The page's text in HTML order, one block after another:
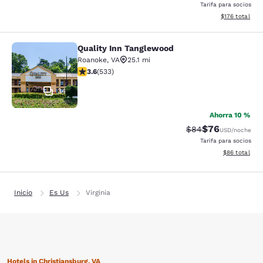
Tarifa para socios
Ver detalles
$176 total
Quality Inn Tanglewood
34
Quality Inn Tanglewood
Roanoke, VA
25.1 mi
calificación de 3.65 estrellas. Bueno. 533 reseñas
3.6(533)
Ahorra 10 %
Precio tachado:
$84Precio con
$76USD/noche
Tarifa para socios
Ver detalles
$86 total
Inicio Es Us Virginia
Hotels in Christiansburg, VA